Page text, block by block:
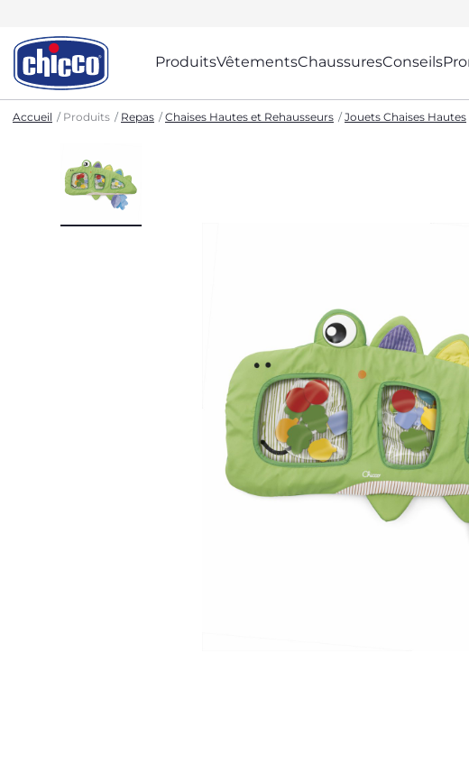
ProduitsVêtementsChaussuresConseils
Accueil Produits Repas Chaises Hautes et Rehausseurs Jouets Chaises Hautes